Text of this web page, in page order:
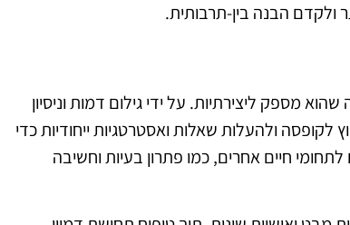
ולקדם הבנה בין-תרבותית.
מספק ליצירתיות. על ידי גילום דמות וניסיון
ולהעלות שאלות ואסטרטגיות ייחודיות כדי
חיים אחרים, כמו פתרון בעיות וחשיבה